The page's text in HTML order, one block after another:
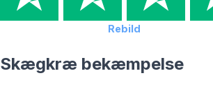
Rebild
Skægkræ bekæmpelse